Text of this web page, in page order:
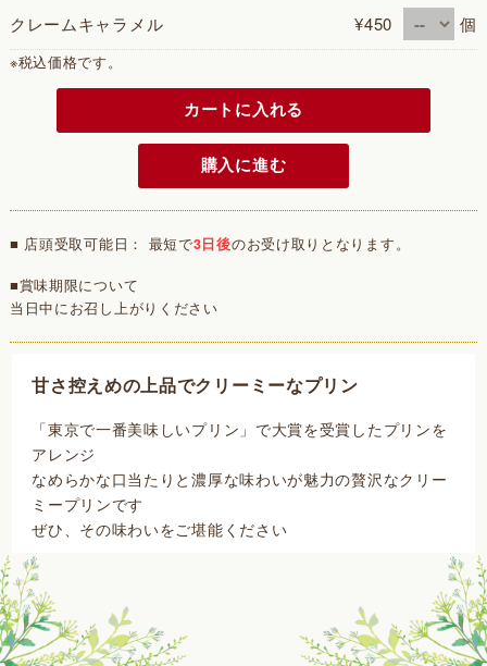
クレームキャラメル ¥450 個
※税込価格です。
カートに入れる
購入に進む
■ 店頭受取可能日： 最短で3日後のお受け取りとなります。
■賞味期限について
当日中にお召し上がりください
甘さ控えめの上品でクリーミーなプリン
「東京で一番美味しいプリン」で大賞を受賞したプリンを
アレンジ
なめらかな口当たりと濃厚な味わいが魅力の贅沢なクリー
ミープリンです
ぜひ、その味わいをご堪能ください